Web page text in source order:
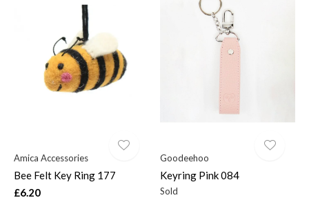
Amica Accessories
Bee Felt Key Ring 177
£6.20
Goodeehoo
Keyring Pink 084
Sold